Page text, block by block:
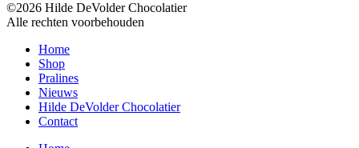
©2026 Hilde DeVolder Chocolatier
Alle rechten voorbehouden
Home
Shop
Pralines
Nieuws
Hilde DeVolder Chocolatier
Contact